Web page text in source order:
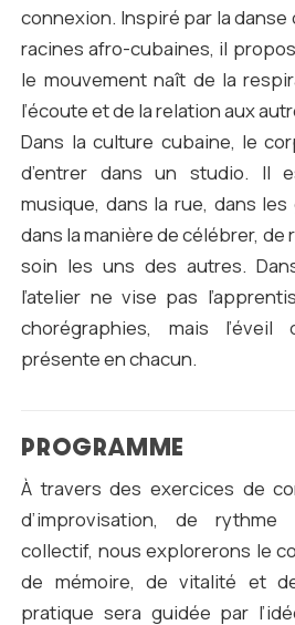
connexion. Inspiré par la
racines afro-cubaines, il
le mouvement naît de la
l’écoute et de la relation aux
Dans la culture cubaine, le
d’entrer dans un studio. Il
musique, dans la rue, dans
dans la manière de célébrer,
soin les uns des autres.
l’atelier ne vise pas
chorégraphies, mais l’éveil
présente en chacun.
PROGRAMME
À travers des exercices de
d’improvisation, de
collectif, nous explorerons le
de mémoire, de vitalité et
pratique sera guidée par